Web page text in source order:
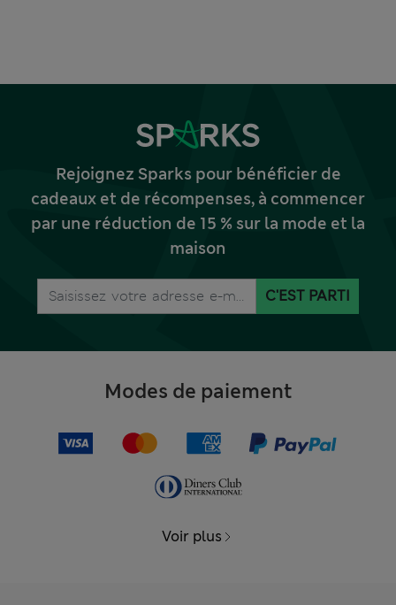
Rejoignez Sparks pour bénéficier de
cadeaux et de récompenses, à commencer
par une réduction de 15 % sur la mode et la
maison
C'EST PARTI
Modes de paiement
Voir plus